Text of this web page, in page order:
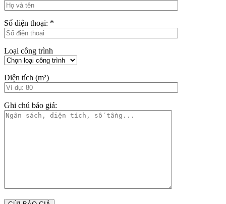
Số điện thoại: *
Loại công trình
Diện tích (m²)
Ghi chú báo giá: